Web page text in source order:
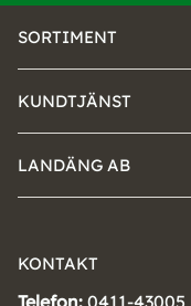
SORTIMENT
KUNDTJÄNST
LANDÄNG AB
KONTAKT